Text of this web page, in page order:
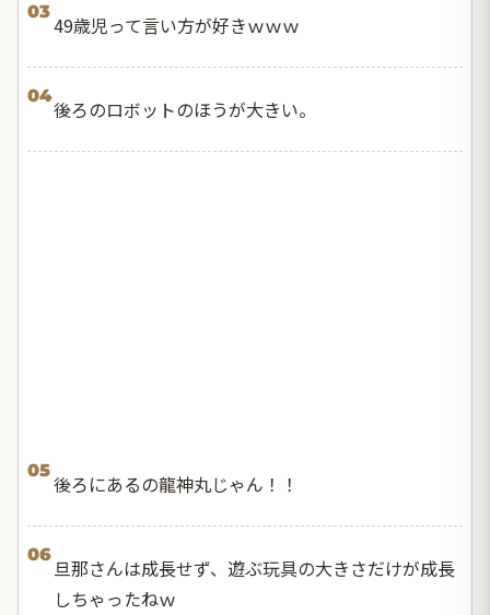
03
49歳児って言い方が好きｗｗｗ
04
後ろのロボットのほうが大きい。
05
後ろにあるの龍神丸じゃん！！
06
旦那さんは成長せず、遊ぶ玩具の大きさだけが成長
しちゃったねｗ